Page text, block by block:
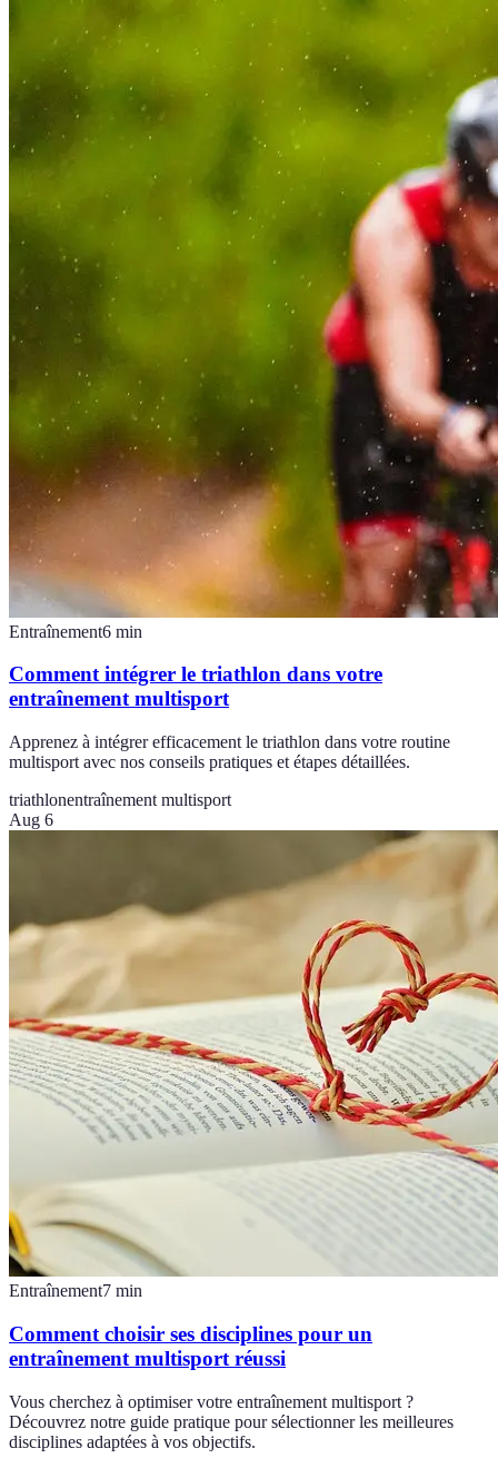
Entraînement6 min
Comment intégrer le triathlon dans votre
entraînement multisport
Apprenez à intégrer efficacement le triathlon dans votre routine
multisport avec nos conseils pratiques et étapes détaillées.
triathlonentraînement multisport
Aug 6
Entraînement7 min
Comment choisir ses disciplines pour un
entraînement multisport réussi
Vous cherchez à optimiser votre entraînement multisport ?
Découvrez notre guide pratique pour sélectionner les meilleures
disciplines adaptées à vos objectifs.